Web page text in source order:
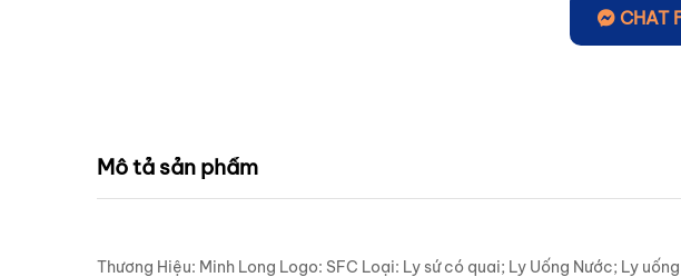
CHAT
Mô tả sản phẩm
Thương Hiệu: Minh Long Logo: SFC Loại: Ly sứ có quai; Ly Uống Nước; Ly